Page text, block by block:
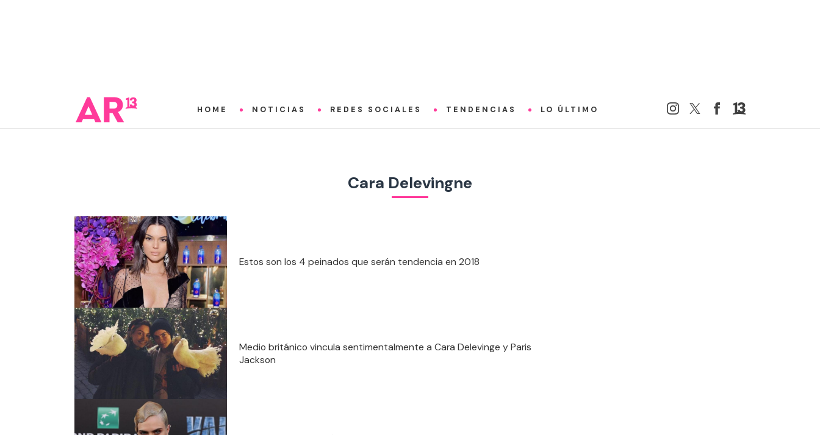
HOME NOTICIAS REDES SOCIALES TENDENCIAS LO ÚLTIMO
Cara Delevingne
Estos son los 4 peinados que serán tendencia en 2018
Medio británico vincula sentimentalmente a Cara Delevinge y Paris
Jackson